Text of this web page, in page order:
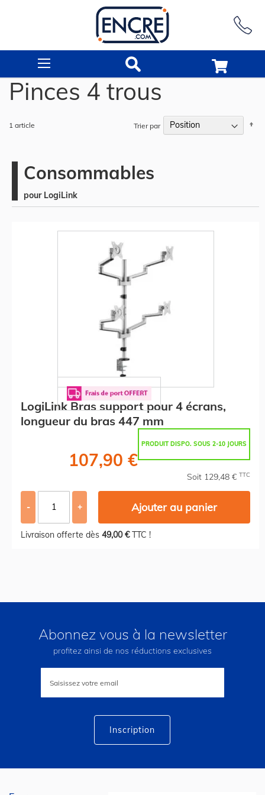
Pinces 4 trous
1 article Trier par
Consommables
pour LogiLink
LogiLink Bras support pour 4 écrans,
longueur du bras 447 mm
PRODUIT DISPO. SOUS 2-10 JOURS
107,90 €
Soit 129,48 € TTC
- + Ajouter au panier
Livraison offerte dès 49,00 €TTC !
Abonnez vous à la newsletter
profitez ainsi de nos réductions exclusives
lettre
Inscription